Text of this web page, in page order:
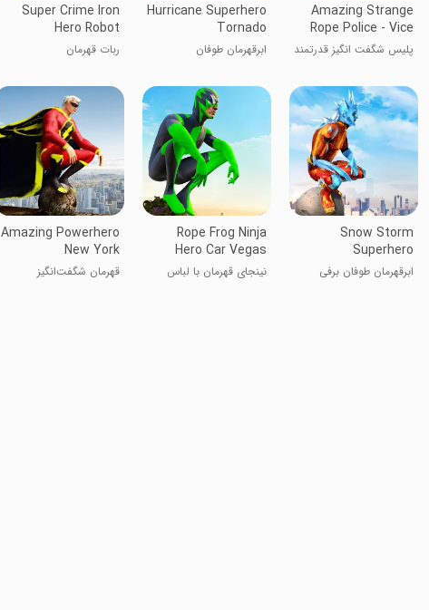
Amazing Strange
Rope Police - Vice
Spider Vegas
پلیس شگفت انگیز قدرتمند
Hurricane Superhero
Tornado
ابرقهرمان طوفان
Super Crime Iron
Hero Robot
ربات قهرمان
Snow Storm
Superhero
ابرقهرمان طوفان برفی
Rope Frog Ninja
Hero Car Vegas
نینجای قهرمان با لباس
Amazing Powerhero
New York
قهرمان شگفت‌انگیز